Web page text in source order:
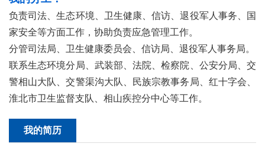
负责司法、生态环境、卫生健康、信访、退役军人事务、国
家安全等方面工作，协助负责应急管理工作。
分管司法局、卫生健康委员会、信访局、退役军人事务局。
联系生态环境分局、武装部、法院、检察院、公安分局、交
警相山大队、交警渠沟大队、民族宗教事务局、红十字会、
淮北市卫生监督支队、相山疾控分中心等工作。
我的简历